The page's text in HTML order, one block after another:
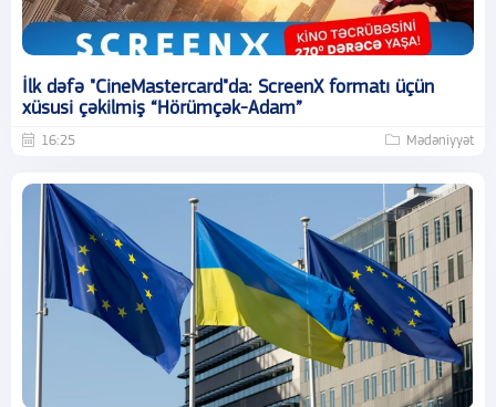
İlk dəfə "CineMastercard"da: ScreenX formatı üçün
xüsusi çəkilmiş “Hörümçək-Adam”
16:25 Mədəniyyət